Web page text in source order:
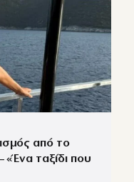
από το
«Ένα ταξίδι που